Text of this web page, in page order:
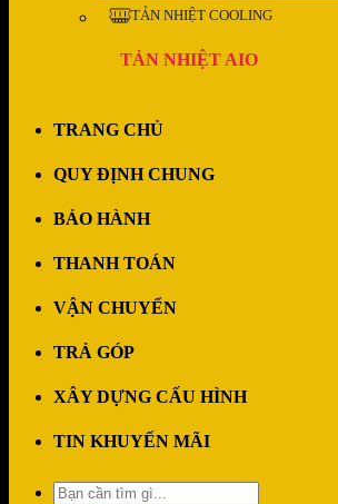
TẢN NHIỆT COOLING
TẢN NHIỆT AIO
TRANG CHỦ
QUY ĐỊNH CHUNG
BẢO HÀNH
THANH TOÁN
VẬN CHUYỂN
TRẢ GÓP
XÂY DỰNG CẤU HÌNH
TIN KHUYẾN MÃI
Tìm